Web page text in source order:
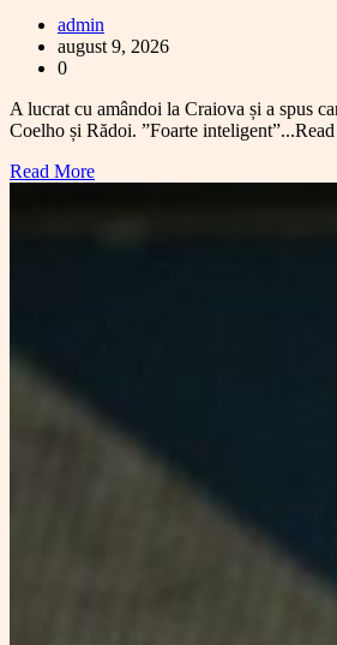
admin
august 9, 2026
0
A lucrat cu amândoi la Craiova și a spus
Coelho și Rădoi. ”Foarte
Read More